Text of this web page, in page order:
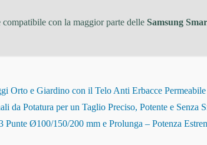
con la maggior parte delle Samsung
Orto e Giardino con il Telo Anti Erbacce
Potatura per un Taglio Preciso, Potente e Senza
Ø100/150/200 mm e Prolunga – Potenza